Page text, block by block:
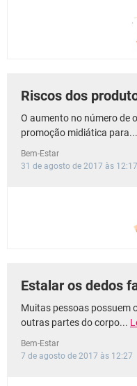
Riscos dos
O aumento no número de
promoção midiática para...
Bem-Estar
31 de agosto de 2017 às 12:17
Estalar os dedos
Muitas pessoas possuem
outras partes do corpo...
Bem-Estar
7 de agosto de 2017 às 12:27